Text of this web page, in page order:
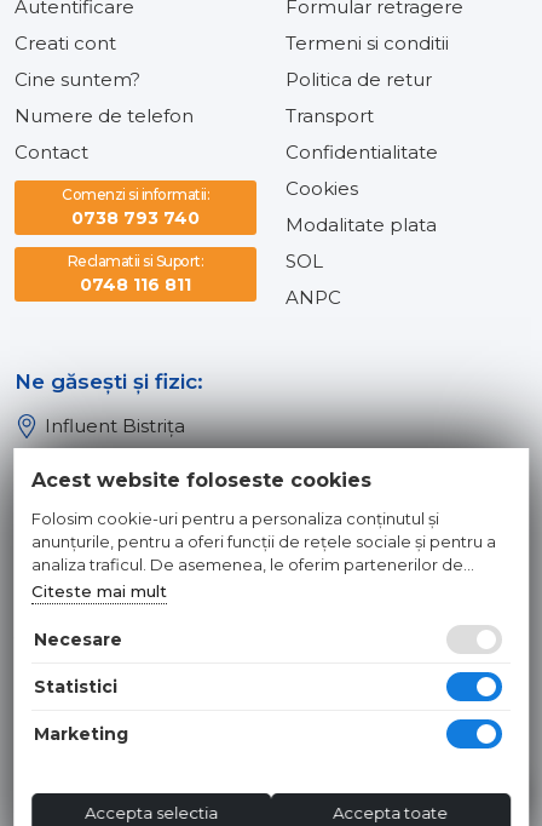
Autentificare
Creati cont
Cine suntem?
Numere de telefon
Contact
Comenzi si informatii:
0738 793 740
Reclamatii si Suport:
0748 116 811
Formular retragere
Termeni si conditii
Politica de retur
Transport
Confidentialitate
Cookies
Modalitate plata
SOL
ANPC
Ne găsești și fizic:
Influent Bistrița
Influent Dej
© 2026 INFLUENT SRL
Toate preturile sunt exprimate in lei si includ tva. Ofertele sunt
Hosted byNameBox
Acest website foloseste cookies
Folosim cookie-uri pentru a personaliza conținutul și
anunțurile, pentru a oferi funcții de rețele sociale și pentru a
analiza traficul. De asemenea, le oferim partenerilor de
rețele sociale, de publicitate și de analize informații cu privire
la modul în care folosiți site-ul nostru. Aceștia le pot combina
cu alte informații oferite de dvs. sau culese în urma folosirii
Citeste mai mult
Necesare
Statistici
Marketing
Accepta selectia Accepta toate